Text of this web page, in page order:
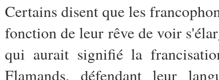
Certains disent que les
fonction de leur rêve de voir
qui aurait signifié la
Flamands, défendant leur